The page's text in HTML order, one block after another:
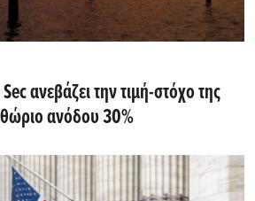
ανεβάζει την τιμή-στόχο της
ανόδου 30%